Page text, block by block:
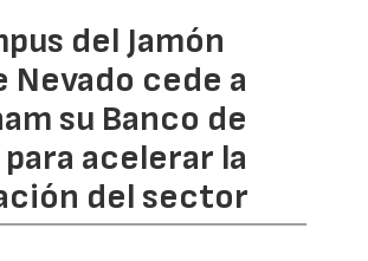
del Jamón
Nevado cede a
su Banco de
acelerar la
del sector